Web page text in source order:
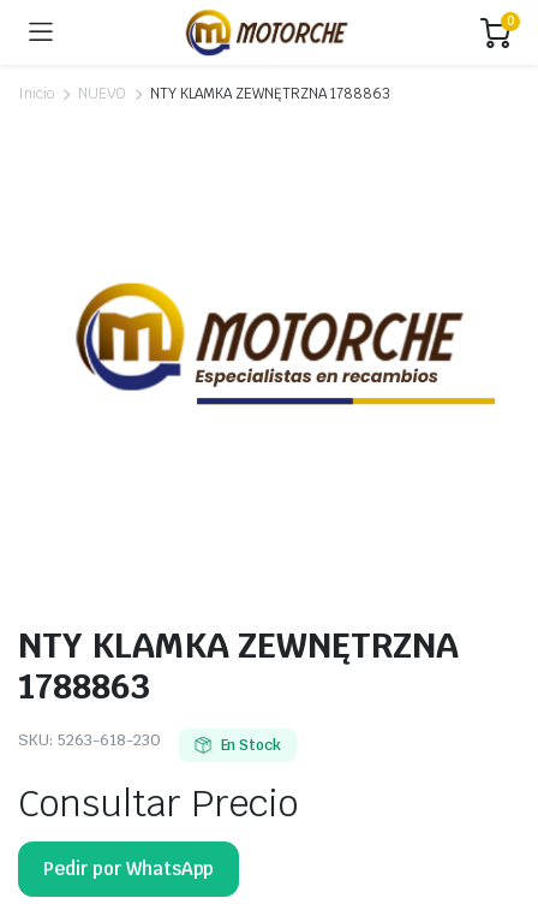
0
Inicio NUEVO NTY KLAMKA ZEWNĘTRZNA 1788863
NTY KLAMKA ZEWNĘTRZNA
1788863
SKU: 5263-618-230 En Stock
Consultar Precio
Pedir por WhatsApp